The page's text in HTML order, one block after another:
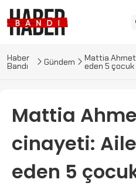
Haber
Bandı Gündem Mattia
eden 5 çocuk
Mattia
cinayeti:
eden 5